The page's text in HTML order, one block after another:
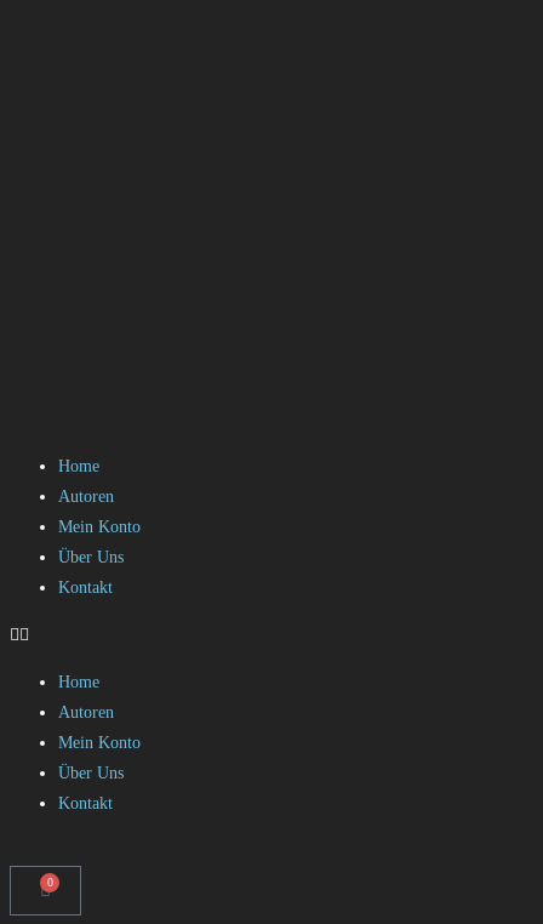
Home
Autoren
Mein Konto
Über Uns
Kontakt
Home
Autoren
Mein Konto
Über Uns
Kontakt
0